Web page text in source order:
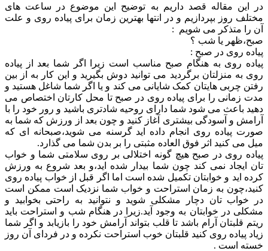
در این مقاله قصد داریم به توضیح این موضوع در ساعت های
مختلف روز بپردازیم و در انتها بهترین زمان برای پیاده روی و علت
آن را متذکر می شویم :
صبح،ظهر یا شب ؟
پیاده روی در صبح :
پیاده روی به هنگام صبح مناسب است زیرا اگر شما بعد از پیاده
روی به منزلتان برگردید می توانید دوش بگیرید و این کار به از بین
رفتن چربی هایتان کمک شایانی می کند و یا اگر شما شاغل هستید و
مدت زمانی را برای پیاده روی در صبح تا محل کارتان اختصاص می
دهید باعث می شود شما دارای روحیه شادتری باشید و رور خود را با
آرامش و آسودگی بیشتری آغاز کنید و چون بعد از ورزش که شما به
صورت پیاده روی انجام داده اید گرسنه می شوید،صبحانه ای که
میل می کنید اثر فوق العاده مثبتی را بر بدن شما می گذارد.
پیاده روی در صبح هیچ گونه اختلالی بر روی سلامتی شما و خواب
تان ایجاد نمی کند چون شما بیدار شده اید،و بعد شروع به ورزش
کرده اید و خوابتان تکمیل شده است اما اگر قبل از خواب پیاده روی
کنید،چون به زمان استراحت و خواب شما نزدیک است ممکن است
در خواب تان دچار مشکلی شوید و نتوانید به راحتی بخوابید و
مشکلی در خوابتان به وجود آید.زیرا در هنگام شب و استراحت باید
ریتم قلبتان آرام باشد تا قلب بتواند آرامش خود را بازیابد و اگر شما
زیاد پیاده روی کنید قلبتان خوب استراحت نکرده و در فردای آن روز
خسته است .